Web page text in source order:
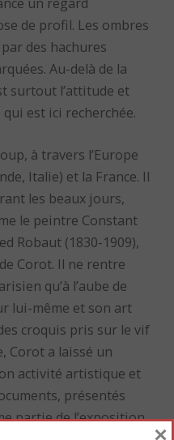
un regard
de profil. Les ombres
des hachures
Au-delà de la
surtout l’attitude et
est ici recherchée.
à travers l’Europe
Italie) et la France. Il
les beaux jours,
le peintre Constant
Robaut (1830-1909),
Corot. Il ne rentre
qu’à l’aube de
lui-même et son art
croquis pris sur le vif
Corot a laissé un
activité artistique et
présentés
partie de l’exposition.